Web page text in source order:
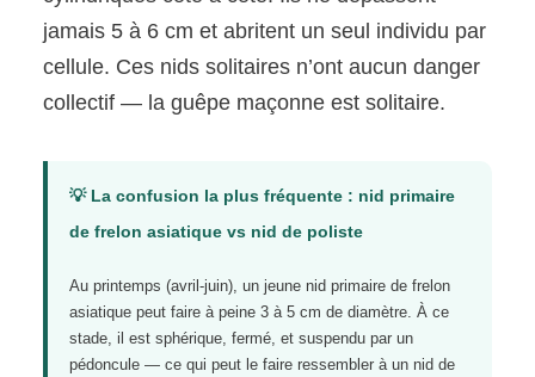
jamais 5 à 6 cm et abritent un seul individu par
cellule. Ces nids solitaires n’ont aucun danger
collectif — la guêpe maçonne est solitaire.
💡 La confusion la plus fréquente : nid primaire
de frelon asiatique vs nid de poliste
Au printemps (avril-juin), un jeune nid primaire de frelon
asiatique peut faire à peine 3 à 5 cm de diamètre. À ce
stade, il est sphérique, fermé, et suspendu par un
pédoncule — ce qui peut le faire ressembler à un nid de